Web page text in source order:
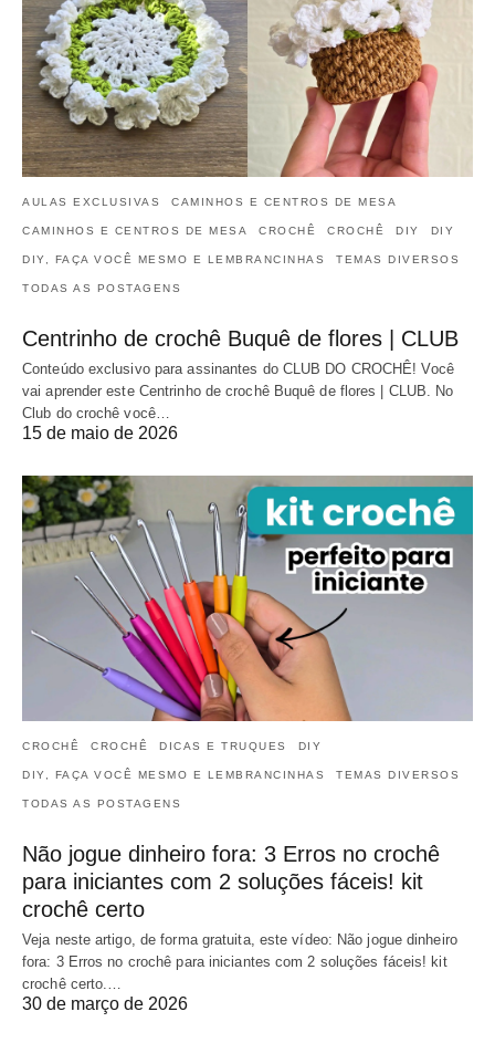
AULAS EXCLUSIVAS CAMINHOS E CENTROS DE MESA
CAMINHOS E CENTROS DE MESA CROCHÊ CROCHÊ DIY DIY
DIY, FAÇA VOCÊ MESMO E LEMBRANCINHAS TEMAS DIVERSOS
TODAS AS POSTAGENS
Centrinho de crochê Buquê de flores | CLUB
Conteúdo exclusivo para assinantes do CLUB DO CROCHÊ! Você
vai aprender este Centrinho de crochê Buquê de flores | CLUB. No
Club do crochê você…
15 de maio de 2026
CROCHÊ CROCHÊ DICAS E TRUQUES DIY
DIY, FAÇA VOCÊ MESMO E LEMBRANCINHAS TEMAS DIVERSOS
TODAS AS POSTAGENS
Não jogue dinheiro fora: 3 Erros no crochê
para iniciantes com 2 soluções fáceis! kit
crochê certo
Veja neste artigo, de forma gratuita, este vídeo: Não jogue dinheiro
fora: 3 Erros no crochê para iniciantes com 2 soluções fáceis! kit
crochê certo.…
30 de março de 2026